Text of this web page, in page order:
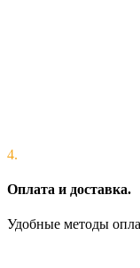
4.
Оплата и доставка.
Удобные методы